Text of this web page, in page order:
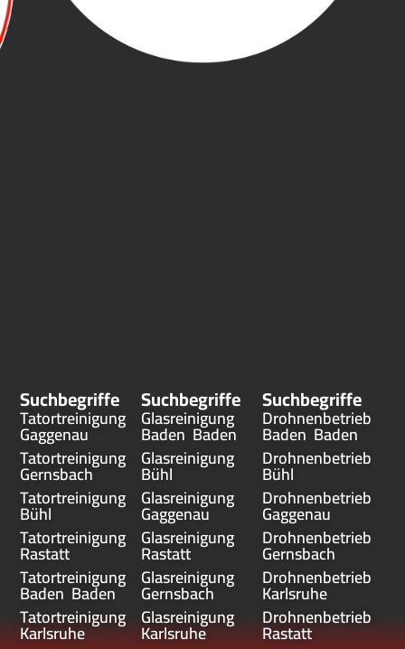
Suchbegriffe
Drohnenbetrieb
Baden Baden
Drohnenbetrieb
Bühl
Drohnenbetrieb
Gaggenau
Drohnenbetrieb
Gernsbach
Drohnenbetrieb
Karlsruhe
Drohnenbetrieb
Rastatt
Suchbegriffe
Glasreinigung
Baden Baden
Glasreinigung
Bühl
Glasreinigung
Gaggenau
Glasreinigung
Rastatt
Glasreinigung
Gernsbach
Glasreinigung
Karlsruhe
Suchbegriffe
Tatortreinigung
Gaggenau
Tatortreinigung
Gernsbach
Tatortreinigung
Bühl
Tatortreinigung
Rastatt
Tatortreinigung
Baden Baden
Tatortreinigung
Karlsruhe